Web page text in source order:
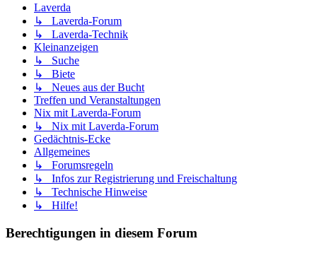
Laverda
↳ Laverda-Forum
↳ Laverda-Technik
Kleinanzeigen
↳ Suche
↳ Biete
↳ Neues aus der Bucht
Treffen und Veranstaltungen
Nix mit Laverda-Forum
↳ Nix mit Laverda-Forum
Gedächtnis-Ecke
Allgemeines
↳ Forumsregeln
↳ Infos zur Registrierung und Freischaltung
↳ Technische Hinweise
↳ Hilfe!
Berechtigungen in diesem Forum